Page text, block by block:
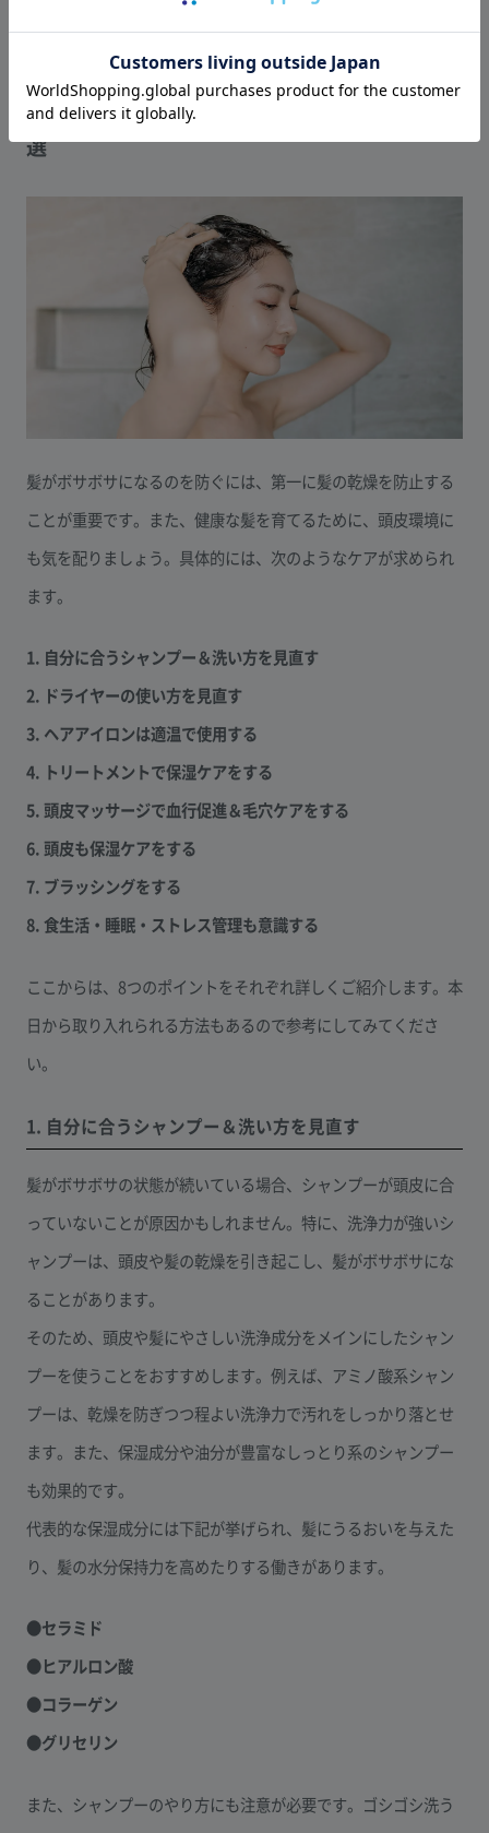
髪がボサボサになるのを防ぐ毎日のケア方法8
選
髪がボサボサになるのを防ぐには、第一に髪の乾燥を防止する
ことが重要です。また、健康な髪を育てるために、頭皮環境に
も気を配りましょう。具体的には、次のようなケアが求められ
ます。
1. 自分に合うシャンプー＆洗い方を見直す
2. ドライヤーの使い方を見直す
3. ヘアアイロンは適温で使用する
4. トリートメントで保湿ケアをする
5. 頭皮マッサージで血行促進＆毛穴ケアをする
6. 頭皮も保湿ケアをする
7. ブラッシングをする
8. 食生活・睡眠・ストレス管理も意識する
ここからは、8つのポイントをそれぞれ詳しくご紹介します。本
日から取り入れられる方法もあるので参考にしてみてくださ
い。
1. 自分に合うシャンプー＆洗い方を見直す
髪がボサボサの状態が続いている場合、シャンプーが頭皮に合
っていないことが原因かもしれません。特に、洗浄力が強いシ
ャンプーは、頭皮や髪の乾燥を引き起こし、髪がボサボサにな
ることがあります。
そのため、頭皮や髪にやさしい洗浄成分をメインにしたシャン
プーを使うことをおすすめします。例えば、アミノ酸系シャン
プーは、乾燥を防ぎつつ程よい洗浄力で汚れをしっかり落とせ
ます。また、保湿成分や油分が豊富なしっとり系のシャンプー
も効果的です。
代表的な保湿成分には下記が挙げられ、髪にうるおいを与えた
り、髪の水分保持力を高めたりする働きがあります。
●セラミド
●ヒアルロン酸
●コラーゲン
●グリセリン
また、シャンプーのやり方にも注意が必要です。ゴシゴシ洗う